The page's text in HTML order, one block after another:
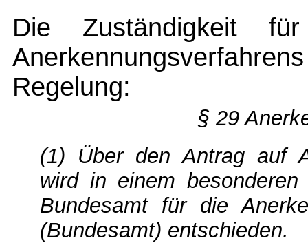
Die Zuständigkeit
Regelung:
§ 29
(1) Über den Antrag auf
wird in einem besonderen
Bundesamt für die
(Bundesamt) entschieden.